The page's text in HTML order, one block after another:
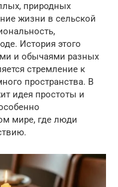
природных
жизни в сельской
История этого
и обычаями разных
стремление к
пространства. В
идея простоты и
мире, где люди